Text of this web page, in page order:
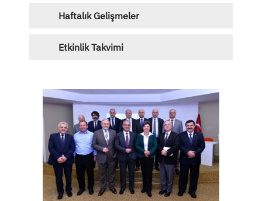
Haftalık Gelişmeler
Etkinlik Takvimi